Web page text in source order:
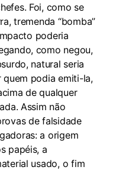
Foi, como se
tremenda “bomba”
poderia
como negou,
natural seria
podia emiti-la,
de qualquer
Assim não
de falsidade
a origem
papéis, a
usado, o fim